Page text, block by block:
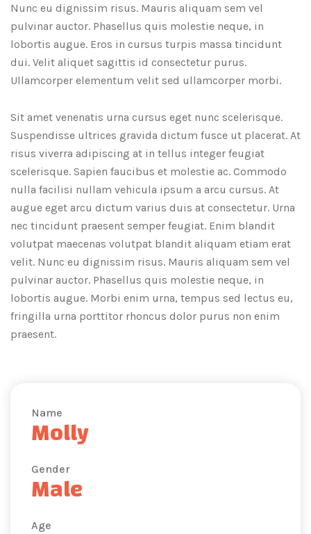
Nunc eu dignissim risus. Mauris aliquam sem vel
pulvinar auctor. Phasellus quis molestie neque, in
lobortis augue. Eros in cursus turpis massa tincidunt
dui. Velit aliquet sagittis id consectetur purus.
Ullamcorper elementum velit sed ullamcorper morbi.
Sit amet venenatis urna cursus eget nunc scelerisque.
Suspendisse ultrices gravida dictum fusce ut placerat. At
risus viverra adipiscing at in tellus integer feugiat
scelerisque. Sapien faucibus et molestie ac. Commodo
nulla facilisi nullam vehicula ipsum a arcu cursus. At
augue eget arcu dictum varius duis at consectetur. Urna
nec tincidunt praesent semper feugiat. Enim blandit
volutpat maecenas volutpat blandit aliquam etiam erat
velit. Nunc eu dignissim risus. Mauris aliquam sem vel
pulvinar auctor. Phasellus quis molestie neque, in
lobortis augue. Morbi enim urna, tempus sed lectus eu,
fringilla urna porttitor rhoncus dolor purus non enim
praesent.
Name
Molly
Gender
Male
Age